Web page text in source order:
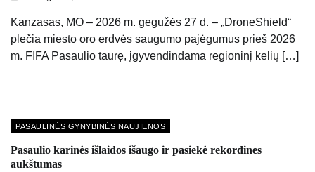
Kanzasas, MO – 2026 m. gegužės 27 d. – „DroneShield“
plečia miesto oro erdvės saugumo pajėgumus prieš 2026
m. FIFA Pasaulio taurę, įgyvendindama regioninį kelių […]
PASAULINĖS GYNYBINĖS NAUJIENOS
Pasaulio karinės išlaidos išaugo ir pasiekė rekordines
aukštumas